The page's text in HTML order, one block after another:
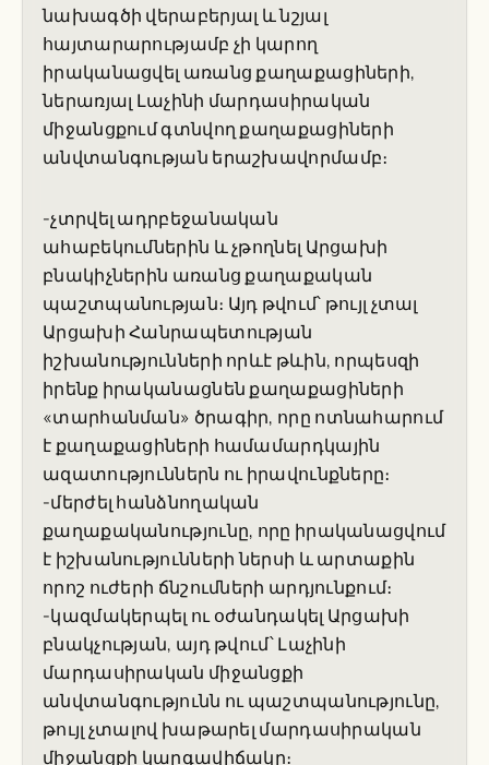
նախագծի վերաբերյալ և նշյալ
հայտարարությամբ չի կարող
իրականացվել առանց քաղաքացիների,
ներառյալ Լաչինի մարդասիրական
միջանցքում գտնվող քաղաքացիների
անվտանգության երաշխավորմամբ։
-չտրվել ադրբեջանական
ահաբեկումներին և չթողնել Արցախի
բնակիչներին առանց քաղաքական
պաշտպանության։ Այդ թվում՝ թույլ չտալ
Արցախի Հանրապետության
իշխանությունների որևէ թևին, որպեսզի
իրենք իրականացնեն քաղաքացիների
«տարհանման» ծրագիր, որը ոտնահարում
է քաղաքացիների համամարդկային
ազատություններն ու իրավունքները։
-մերժել հանձնողական
քաղաքականությունը, որը իրականացվում
է իշխանությունների ներսի և արտաքին
որոշ ուժերի ճնշումների արդյունքում։
-կազմակերպել ու օժանդակել Արցախի
բնակչության, այդ թվում՝ Լաչինի
մարդասիրական միջանցքի
անվտանգությունն ու պաշտպանությունը,
թույլ չտալով խաթարել մարդասիրական
միջանցքի կարգավիճակը։